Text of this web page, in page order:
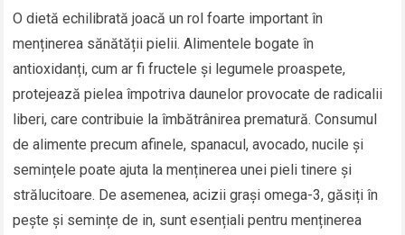
O dietă echilibrată joacă un rol foarte important în
menținerea sănătății pielii. Alimentele bogate în
antioxidanți, cum ar fi fructele și legumele proaspete,
protejează pielea împotriva daunelor provocate de radicalii
liberi, care contribuie la îmbătrânirea prematură. Consumul
de alimente precum afinele, spanacul, avocado, nucile și
semințele poate ajuta la menținerea unei pieli tinere și
strălucitoare. De asemenea, acizii grași omega-3, găsiți în
pește și semințe de in, sunt esențiali pentru menținerea